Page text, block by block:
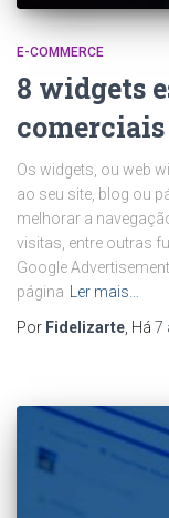
E-COMMERCE
8 widgets
comerciais
Os widgets, ou web
ao seu site, blog ou
melhorar a
visitas, entre outras
Google
página
Ler mais…
Por Fidelizarte , Há 7